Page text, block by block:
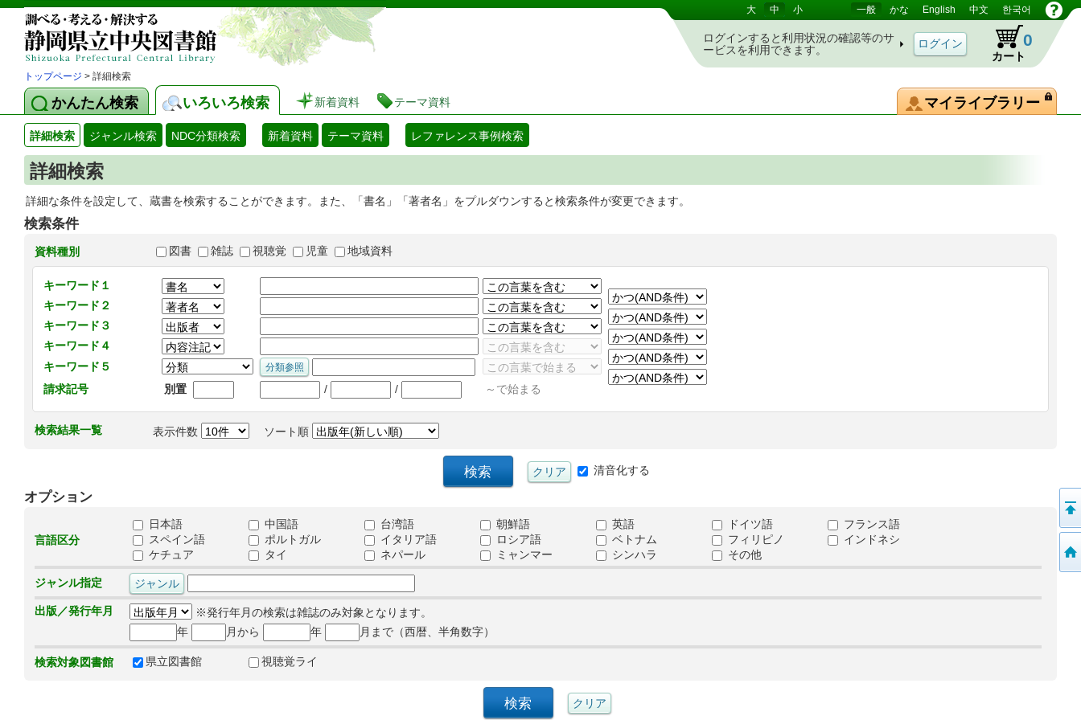
静岡県立図書館 蔵書検索・予約システム 大 中 小 一般 かな English 中文 한국어
ログインすると利用状況の確認等のサ
ービスを利用できます。
カート
0
トップページ > 詳細検索
かんたん検索 いろいろ検索 新着資料 テーマ資料 マイライブラリー
詳細検索 ジャンル検索 NDC分類検索 新着資料 テーマ資料 レファレンス事例検索
詳細検索
詳細な条件を設定して、蔵書を検索することができます。また、「書名」「著者名」をプルダウンすると検索条件が変更できます。
検索条件
資料種別 図書 雑誌 視聴覚 児童 地域資料
キーワード１
キーワード２
キーワード３
キーワード４
キーワード５
請求記号
別置 / / ～で始まる
検索結果一覧 表示件数 ソート順
清音化する
オプション
言語区分
日本語 中国語 台湾語 朝鮮語 英語 ドイツ語
フランス語
スペイン語
ポルトガル イタリア語 ロシア語 ベトナム フィリピノ
インドネシ
ケチュア
タイ ネパール ミャンマー シンハラ その他
ジャンル指定
出版／発行年月
※発行年月の検索は雑誌のみ対象となります。
年
月から 年 月まで（西暦、半角数字）
検索対象図書館 県立図書館 視聴覚ライ